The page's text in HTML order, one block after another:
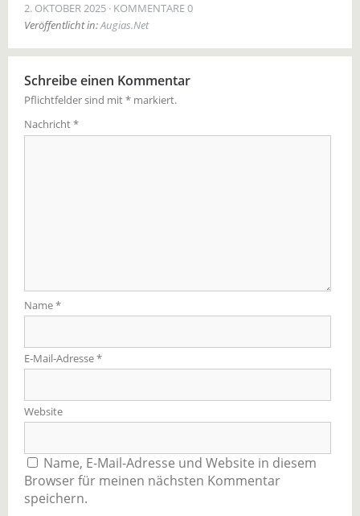
2. OKTOBER 2025 KOMMENTARE 0
Veröffentlicht in:Augias.Net
Schreibe einen Kommentar
Pflichtfelder sind mit* markiert.
Nachricht*
Name*
E-Mail-Adresse*
Website
Name, E-Mail-Adresse und Website in diesem
Browser für meinen nächsten Kommentar
speichern.